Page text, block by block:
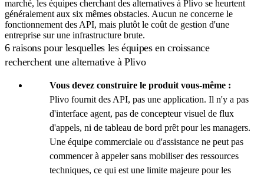
marché, les équipes cherchant des alternatives à Plivo se heurtent
généralement aux six mêmes obstacles. Aucun ne concerne le
fonctionnement des API, mais plutôt le coût de gestion d'une
entreprise sur une infrastructure brute.
6 raisons pour lesquelles les équipes en croissance
recherchent une alternative à Plivo
Vous devez construire le produit vous-même :
Plivo fournit des API, pas une application. Il n'y a pas
d'interface agent, pas de concepteur visuel de flux
d'appels, ni de tableau de bord prêt pour les managers.
Une équipe commerciale ou d'assistance ne peut pas
commencer à appeler sans mobiliser des ressources
techniques, ce qui est une limite majeure pour les